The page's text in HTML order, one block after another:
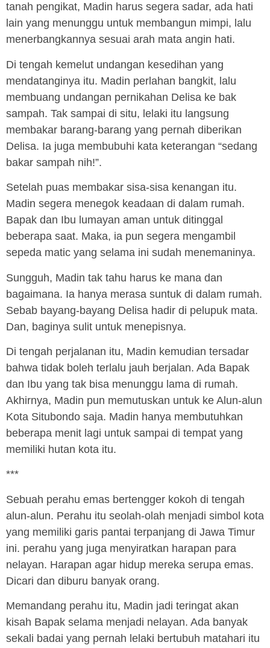
tanah pengikat, Madin harus segera sadar, ada hati
lain yang menunggu untuk membangun mimpi, lalu
menerbangkannya sesuai arah mata angin hati.
Di tengah kemelut undangan kesedihan yang
mendatanginya itu. Madin perlahan bangkit, lalu
membuang undangan pernikahan Delisa ke bak
sampah. Tak sampai di situ, lelaki itu langsung
membakar barang-barang yang pernah diberikan
Delisa. Ia juga membubuhi kata keterangan “sedang
bakar sampah nih!”.
Setelah puas membakar sisa-sisa kenangan itu.
Madin segera menegok keadaan di dalam rumah.
Bapak dan Ibu lumayan aman untuk ditinggal
beberapa saat. Maka, ia pun segera mengambil
sepeda matic yang selama ini sudah menemaninya.
Sungguh, Madin tak tahu harus ke mana dan
bagaimana. Ia hanya merasa suntuk di dalam rumah.
Sebab bayang-bayang Delisa hadir di pelupuk mata.
Dan, baginya sulit untuk menepisnya.
Di tengah perjalanan itu, Madin kemudian tersadar
bahwa tidak boleh terlalu jauh berjalan. Ada Bapak
dan Ibu yang tak bisa menunggu lama di rumah.
Akhirnya, Madin pun memutuskan untuk ke Alun-alun
Kota Situbondo saja. Madin hanya membutuhkan
beberapa menit lagi untuk sampai di tempat yang
memiliki hutan kota itu.
***
Sebuah perahu emas bertengger kokoh di tengah
alun-alun. Perahu itu seolah-olah menjadi simbol kota
yang memiliki garis pantai terpanjang di Jawa Timur
ini. perahu yang juga menyiratkan harapan para
nelayan. Harapan agar hidup mereka serupa emas.
Dicari dan diburu banyak orang.
Memandang perahu itu, Madin jadi teringat akan
kisah Bapak selama menjadi nelayan. Ada banyak
sekali badai yang pernah lelaki bertubuh matahari itu